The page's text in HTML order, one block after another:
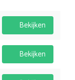
Bekijken
Bekijken